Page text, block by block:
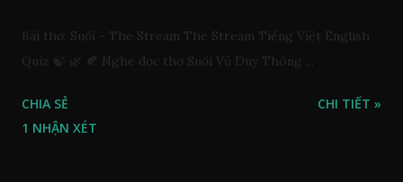
Bài thơ: Suối - The Stream The Stream Tiếng Việt English
Quiz 🍃 🌿 🍂 Nghe đọc thơ Suối Vũ Duy Thông ...
CHIA SẺ
1 NHẬN XÉT
CHI TIẾT »